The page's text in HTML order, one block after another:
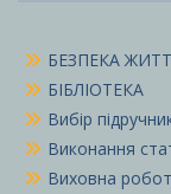
БЕЗПЕКА
БІБЛІОТЕКА
Вибір
Виконання
Виховна